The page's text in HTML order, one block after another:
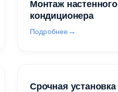
Монтаж настенного
кондиционера
Подробнее
Срочная установка